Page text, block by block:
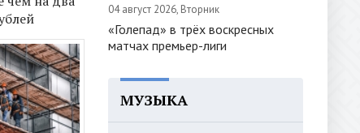
04 август 2026, Вторник
«Голепад» в трёх воскресных
матчах премьер-лиги
МУЗЫКА